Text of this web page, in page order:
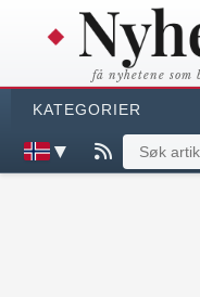
få nyhetene
KATEGORIER
▼